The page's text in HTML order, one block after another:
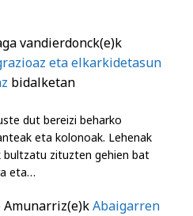
vandierdonck(e)k
eta elkarkidetasun
bidalketan
dut bereizi beharko
eta kolonoak. Lehenak
bultzatu zituzten gehien bat
eta…
(e)kAbaigarren